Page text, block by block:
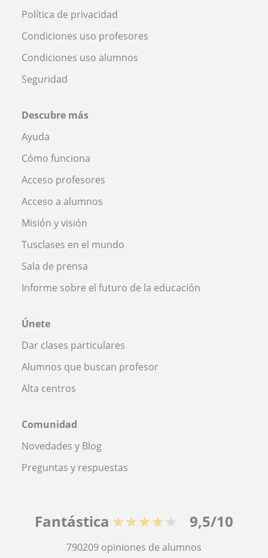
Política de privacidad
Condiciones uso profesores
Condiciones uso alumnos
Seguridad
Descubre más
Ayuda
Cómo funciona
Acceso profesores
Acceso a alumnos
Misión y visión
Tusclases en el mundo
Sala de prensa
Informe sobre el futuro de la educación
Únete
Dar clases particulares
Alumnos que buscan profesor
Alta centros
Comunidad
Novedades y Blog
Preguntas y respuestas
Fantástica ★★★★★ 9,5/10
790209 opiniones de alumnos